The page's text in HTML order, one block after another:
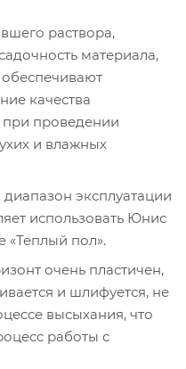
раствора,
материала,
качества
при проведении
и влажных
эксплуатации
использовать Юнис
«Теплый пол».
очень пластичен,
и шлифуется, не
высыхания, что
работы с